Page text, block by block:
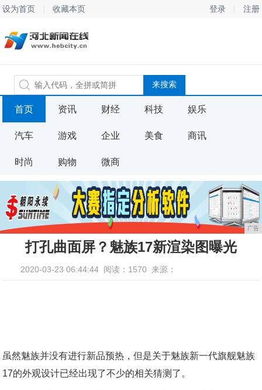
设为首页 收藏本页 登录 注册
首页 资讯 财经 科技 娱乐
汽车 游戏 企业 美食 商讯
时尚 购物 微商
广告
打孔曲面屏？魅族17新渲染图曝光
2020-03-23 06:44:44 阅读：1570 来源：
虽然魅族并没有进行新品预热，但是关于魅族新一代旗舰魅族
17的外观设计已经出现了不少的相关猜测了。